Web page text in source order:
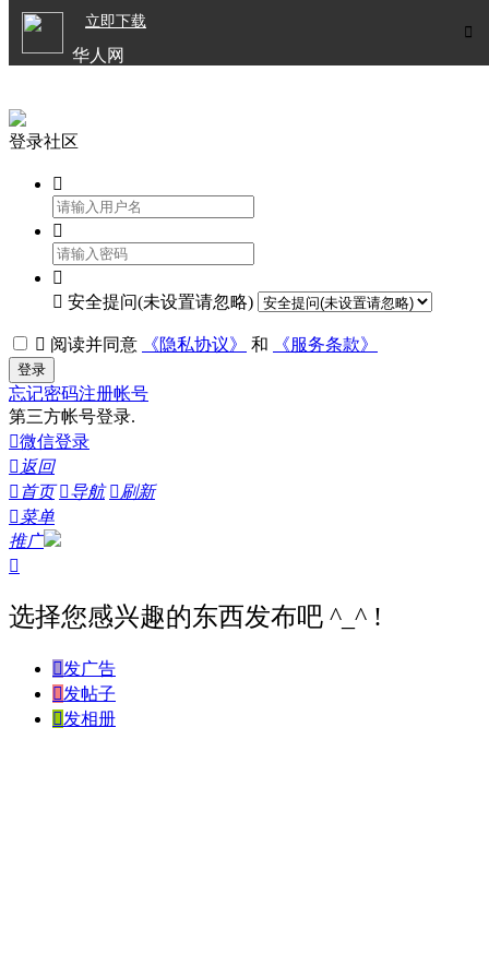

立即下载
华人网
登录社区



 安全提问(未设置请忽略)
 阅读并同意 《隐私协议》 和 《服务条款》
登录
忘记密码注册帐号
第三方帐号登录.
微信登录
 返回
 首页 导航 刷新
菜单
推广

选择您感兴趣的东西发布吧 ^_^ !
发广告
发帖子
发相册